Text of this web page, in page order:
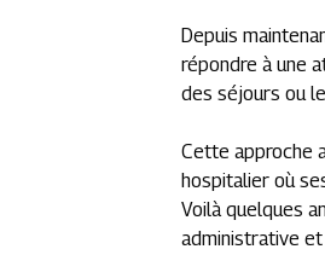
Depuis
répondre à une
des séjours ou
Cette approche
hospitalier où
Voilà quelques
administrative